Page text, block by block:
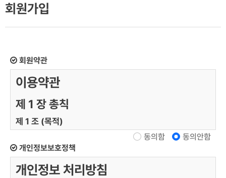
회원가입
회원약관
이용약관
제 1 장 총칙
제 1 조 (목적)
이 약관은 여성부 지원 동구여성인력개발센터(이하 '센터')가 제공하는
서비스(이하 '서비스')의 이용조건 및 절차에 관한 사항을 규정함을 목적
으로 합니다.
동의함
동의안함
개인정보보호정책
개인정보 처리방침